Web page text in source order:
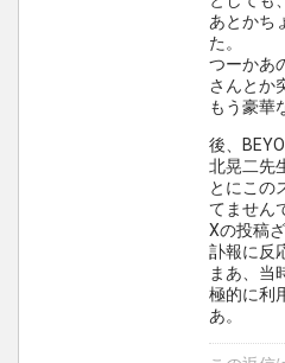
あとかち
た。
つーかあ
さんとか
もう豪華
後、
北晃二先
とにこの
てません
Xの投稿
訃報に反
まあ、当
極的に利
あ。